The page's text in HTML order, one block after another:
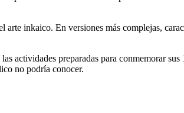
inkaico. En versiones más complejas,
actividades preparadas para conmemorar
no podría conocer.